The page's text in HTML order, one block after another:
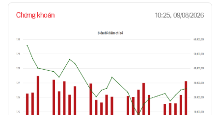
Chứng khoán 10:25, 09/08/2026